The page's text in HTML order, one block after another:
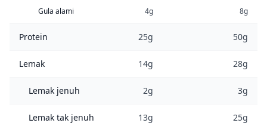
Gula alami 4g 8g
Protein 25g 50g
Lemak 14g 28g
Lemak jenuh 2g 3g
Lemak tak jenuh 13g 25g